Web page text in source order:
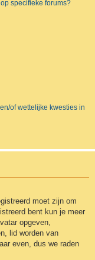
specifieke forums?
of wettelijke kwesties in
moet zijn om
bent kun je meer
opgeven,
lid worden van
even, dus we raden